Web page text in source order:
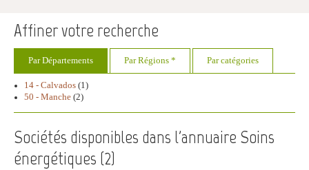
Affiner votre recherche
Par Départements Par Régions * Par catégories
14 - Calvados (1)
50 - Manche (2)
Sociétés disponibles dans l'annuaire Soins
énergétiques (2)